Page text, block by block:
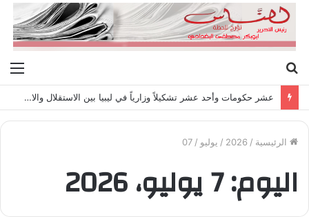
عن
عشر حكومات وأحد عشر تشكيلاً وزارياً في ليبيا بين الاستقلال والانقلاب (1951 – 1969)
الرئيسية /
2026
/ يوليو /
07
اليوم:7 يوليو، 2026